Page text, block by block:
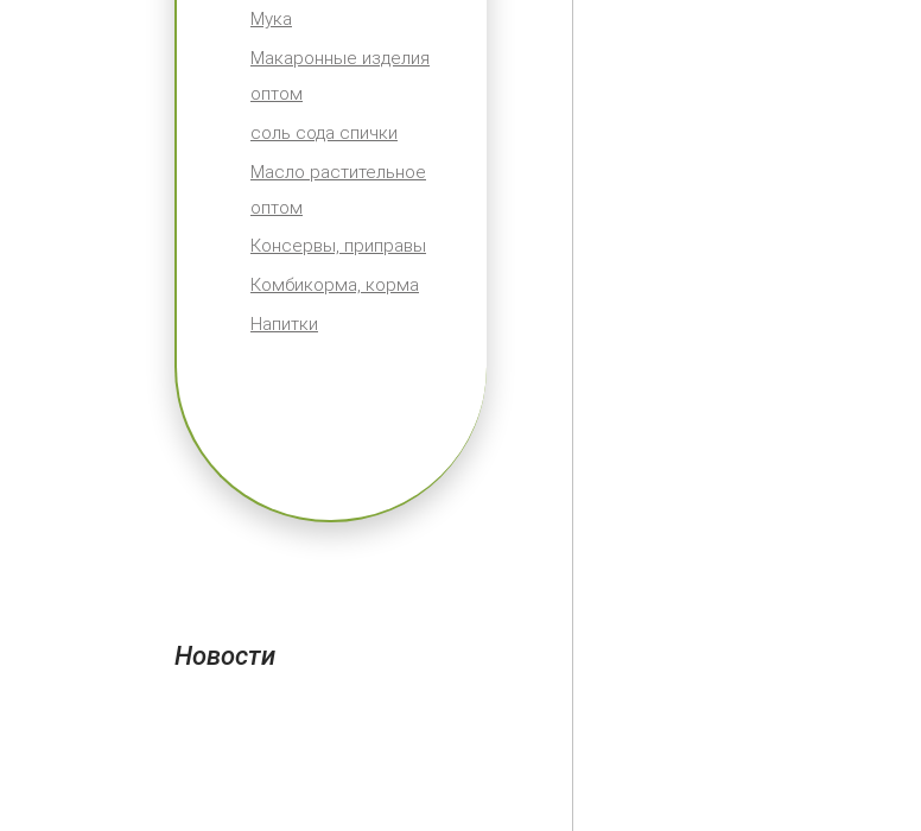
Мука
Макаронные изделия
оптом
соль сода спички
Масло растительное
оптом
Консервы, приправы
Комбикорма, корма
Напитки
Новости